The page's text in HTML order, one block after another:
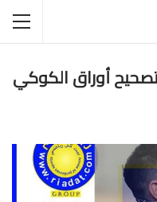
لتصحيح أوراق الكوكي